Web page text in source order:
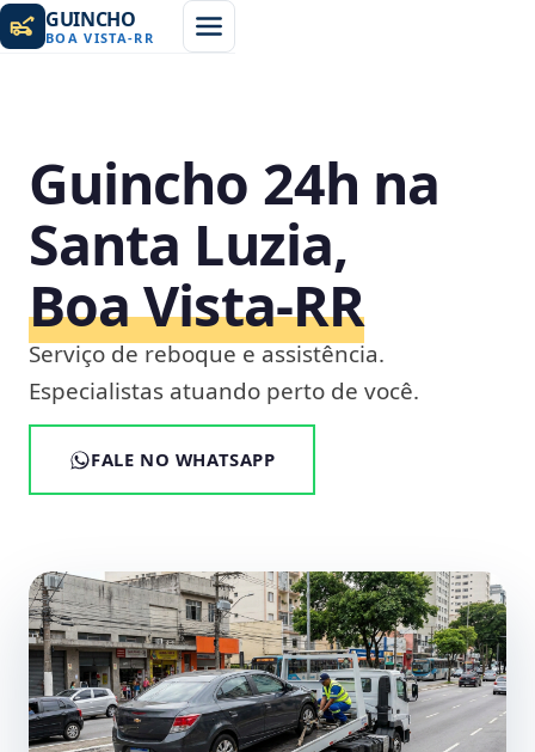
GUINCHO
BOA VISTA-RR
Guincho 24h na
Santa Luzia,
Boa Vista‑RR
Serviço de reboque e assistência.
Especialistas atuando perto de você.
FALE NO WHATSAPP